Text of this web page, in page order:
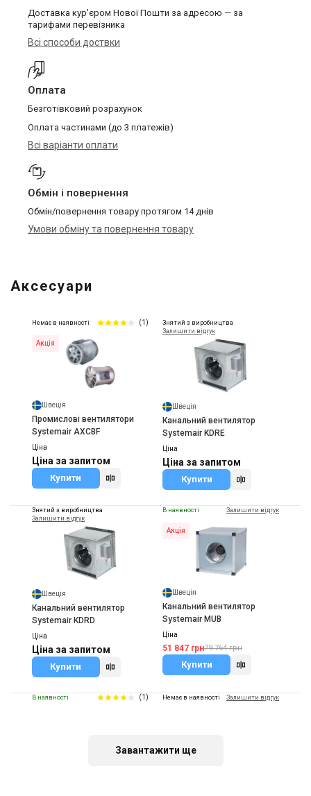
Доставка кур'єром Нової Пошти за адресою — за
тарифами перевізника
Всі способи доствки
Оплата
Безготівковий розрахунок
Оплата частинами (до 3 платежів)
Всі варіанти оплати
Обмін і повернення
Обмін/повернення товару протягом 14 днів
Умови обміну та повернення товару
Аксесуари
Немає в наявності (1)
Акція
Швеція
Промислові вентилятори
Systemair AXCBF
Ціна
Ціна за запитом
Купити
Знятий з виробництва
Залишити відгук
Швеція
Канальний вентилятор
Systemair KDRE
Ціна
Ціна за запитом
Купити
Знятий з виробництва
Залишити відгук
Швеція
Канальний вентилятор
Systemair KDRD
Ціна
Ціна за запитом
Купити
В наявності Залишити відгук
Акція
Швеція
Канальний вентилятор
Systemair MUB
Ціна
51 847 грн79 764 грн
Купити
В наявності (1) Немає в наявності Залишити відгук
Завантажити ще